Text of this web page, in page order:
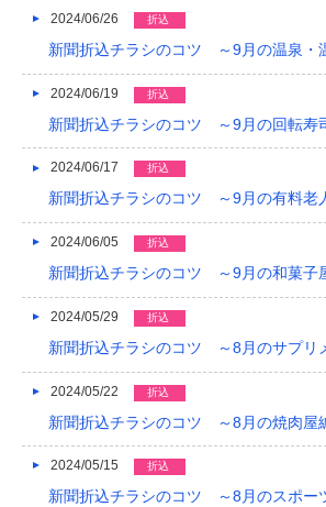
2024/06/26 折込
新聞折込チラシのコツ ～9月の温泉・
2024/06/19 折込
新聞折込チラシのコツ ～9月の回転寿
2024/06/17 折込
新聞折込チラシのコツ ～9月の有料老
2024/06/05 折込
新聞折込チラシのコツ ～9月の和菓子
2024/05/29 折込
新聞折込チラシのコツ ～8月のサプリ
2024/05/22 折込
新聞折込チラシのコツ ～8月の焼肉屋
2024/05/15 折込
新聞折込チラシのコツ ～8月のスポー